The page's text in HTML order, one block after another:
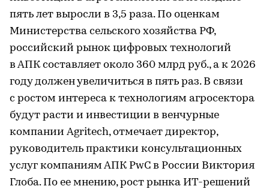
пять лет выросли в 3,5 раза. По оценкам
Министерства сельского хозяйства РФ,
российский рынок цифровых технологий
в АПК составляет около 360 млрд руб., а к 2026
году должен увеличиться в пять раз. В связи
с ростом интереса к технологиям агросектора
будут расти и инвестиции в венчурные
компании Agritech, отмечает директор,
руководитель практики консультационных
услуг компаниям АПК PwC в России Виктория
Глоба. По ее мнению, рост рынка ИT-решений